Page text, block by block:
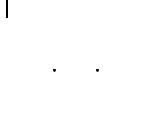
Contacto Política